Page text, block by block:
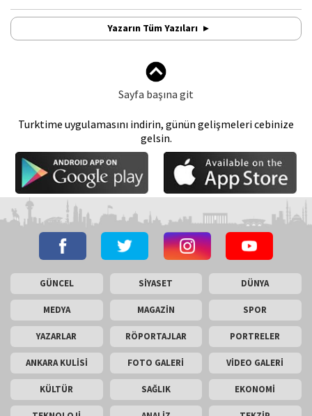
Yazarın Tüm Yazıları
Sayfa başına git
Turktime uygulamasını indirin, günün gelişmeleri cebinize
gelsin.
GÜNCEL SİYASET DÜNYA
MEDYA MAGAZİN SPOR
YAZARLAR RÖPORTAJLAR PORTRELER
ANKARA KULİSİ FOTO GALERİ VİDEO GALERİ
KÜLTÜR SAĞLIK EKONOMİ